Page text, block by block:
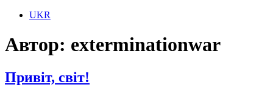
UKR
Автор: exterminationwar
Привіт, світ!